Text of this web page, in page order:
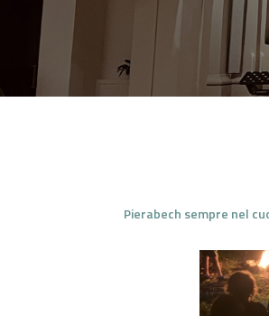
Pierabech sempre nel